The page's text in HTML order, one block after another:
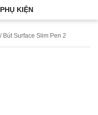
KIỆN
/ Bút Surface Slim Pen 2